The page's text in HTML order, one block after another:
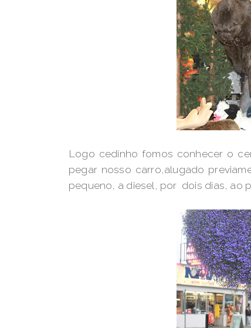
Logo cedinho fomos conhecer o
pegar nosso carro,alugado
pequeno, a diesel, por dois dias, ao